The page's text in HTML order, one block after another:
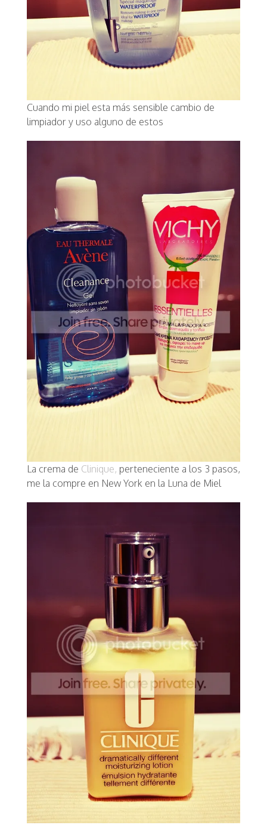
Cuando mi piel esta más sensible cambio de
limpiador y uso alguno de estos
La crema de Clinique, perteneciente a los 3 pasos,
me la compre en New York en la Luna de Miel